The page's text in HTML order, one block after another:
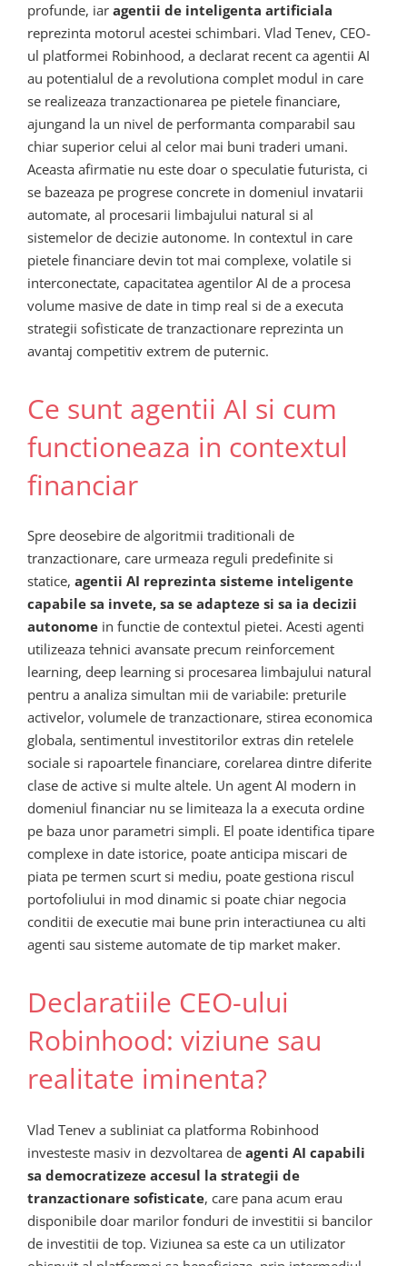
profunde, iar agentii de inteligenta artificiala
reprezinta motorul acestei schimbari. Vlad Tenev, CEO-
ul platformei Robinhood, a declarat recent ca agentii AI
au potentialul de a revolutiona complet modul in care
se realizeaza tranzactionarea pe pietele financiare,
ajungand la un nivel de performanta comparabil sau
chiar superior celui al celor mai buni traderi umani.
Aceasta afirmatie nu este doar o speculatie futurista, ci
se bazeaza pe progrese concrete in domeniul invatarii
automate, al procesarii limbajului natural si al
sistemelor de decizie autonome. In contextul in care
pietele financiare devin tot mai complexe, volatile si
interconectate, capacitatea agentilor AI de a procesa
volume masive de date in timp real si de a executa
strategii sofisticate de tranzactionare reprezinta un
avantaj competitiv extrem de puternic.
Ce sunt agentii AI si cum
functioneaza in contextul
financiar
Spre deosebire de algoritmii traditionali de
tranzactionare, care urmeaza reguli predefinite si
statice, agentii AI reprezinta sisteme inteligente
capabile sa invete, sa se adapteze si sa ia decizii
autonome in functie de contextul pietei. Acesti agenti
utilizeaza tehnici avansate precum reinforcement
learning, deep learning si procesarea limbajului natural
pentru a analiza simultan mii de variabile: preturile
activelor, volumele de tranzactionare, stirea economica
globala, sentimentul investitorilor extras din retelele
sociale si rapoartele financiare, corelarea dintre diferite
clase de active si multe altele. Un agent AI modern in
domeniul financiar nu se limiteaza la a executa ordine
pe baza unor parametri simpli. El poate identifica tipare
complexe in date istorice, poate anticipa miscari de
piata pe termen scurt si mediu, poate gestiona riscul
portofoliului in mod dinamic si poate chiar negocia
conditii de executie mai bune prin interactiunea cu alti
agenti sau sisteme automate de tip market maker.
Declaratiile CEO-ului
Robinhood: viziune sau
realitate iminenta?
Vlad Tenev a subliniat ca platforma Robinhood
investeste masiv in dezvoltarea de agenti AI capabili
sa democratizeze accesul la strategii de
tranzactionare sofisticate, care pana acum erau
disponibile doar marilor fonduri de investitii si bancilor
de investitii de top. Viziunea sa este ca un utilizator